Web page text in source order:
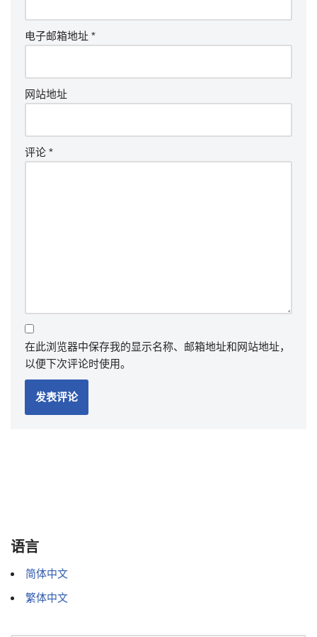
电子邮箱地址 *
网站地址
评论 *
在此浏览器中保存我的显示名称、邮箱地址和网站地址，
以便下次评论时使用。
语言
简体中文
繁体中文